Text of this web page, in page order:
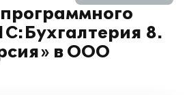
8.
в ООО